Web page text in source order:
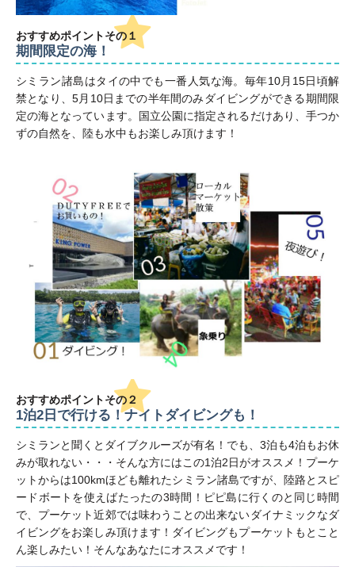
おすすめポイントその１
期間限定の海！
シミラン諸島はタイの中でも一番人気な海。毎年10月15日頃解
禁となり、5月10日までの半年間のみダイビングができる期間限
定の海となっています。国立公園に指定されるだけあり、手つか
ずの自然を、陸も水中もお楽しみ頂けます！
おすすめポイントその２
1泊2日で行ける！ナイトダイビングも！
シミランと聞くとダイブクルーズが有名！でも、3泊も4泊もお休
みが取れない・・・そんな方にはこの1泊2日がオススメ！プーケ
ットからは100kmほども離れたシミラン諸島ですが、陸路とスピ
ードボートを使えばたったの3時間！ピピ島に行くのと同じ時間
で、プーケット近郊では味わうことの出来ないダイナミックなダ
イビングをお楽しみ頂けます！ダイビングもプーケットもとこと
ん楽しみたい！そんなあなたにオススメです！